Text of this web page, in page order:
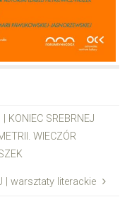
SREBRNEJ
WIECZÓR
| warsztaty literackie